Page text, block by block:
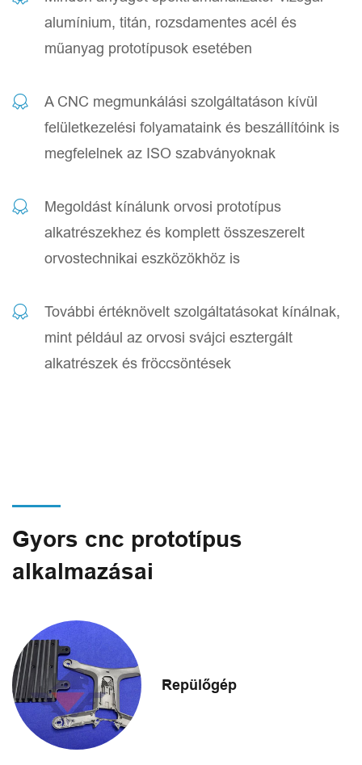
alumínium, titán, rozsdamentes acél és
műanyag prototípusok esetében
A CNC megmunkálási szolgáltatáson kívül
felületkezelési folyamataink és beszállítóink is
megfelelnek az ISO szabványoknak
Megoldást kínálunk orvosi prototípus
alkatrészekhez és komplett összeszerelt
orvostechnikai eszközökhöz is
További értéknövelt szolgáltatásokat kínálnak,
mint például az orvosi svájci esztergált
alkatrészek és fröccsöntések
Gyors cnc prototípus
alkalmazásai
Repülőgép